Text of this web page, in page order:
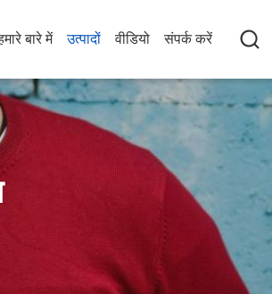
बारे में उत्पादों वीडियो संपर्क करें